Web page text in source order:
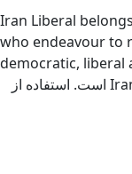
Iran Liberal
who endeavour to
democratic, liberal
کلیه حقوق قانونی این سایت متعلق به Iranliberal است. استفاده از